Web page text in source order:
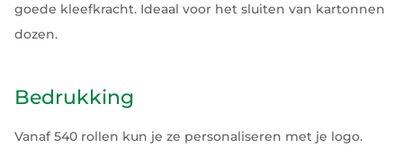
goede kleefkracht. Ideaal voor het sluiten van kartonnen
dozen.
Bedrukking
Vanaf 540 rollen kun je ze personaliseren met je logo.